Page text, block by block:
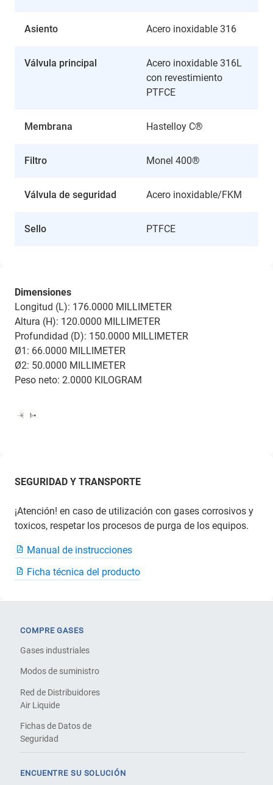
Asiento Acero inoxidable 316
Válvula principal
Acero inoxidable 316L
con revestimiento
PTFCE
Membrana Hastelloy C®
Filtro Monel 400®
Válvula de seguridad Acero inoxidable/FKM
Sello PTFCE
Dimensiones
Longitud (L): 176.0000 MILLIMETER
Altura (H): 120.0000 MILLIMETER
Profundidad (D): 150.0000 MILLIMETER
Ø1: 66.0000 MILLIMETER
Ø2: 50.0000 MILLIMETER
Peso neto: 2.0000 KILOGRAM
SEGURIDAD Y TRANSPORTE
¡Atención! en caso de utilización con gases corrosivos y
toxicos, respetar los procesos de purga de los equipos.
Manual de instrucciones
Ficha técnica del producto
COMPRE GASES
Gases industriales
Modos de suministro
Red de Distribuidores
Air Liquide
Fichas de Datos de
Seguridad
ENCUENTRE SU SOLUCIÓN